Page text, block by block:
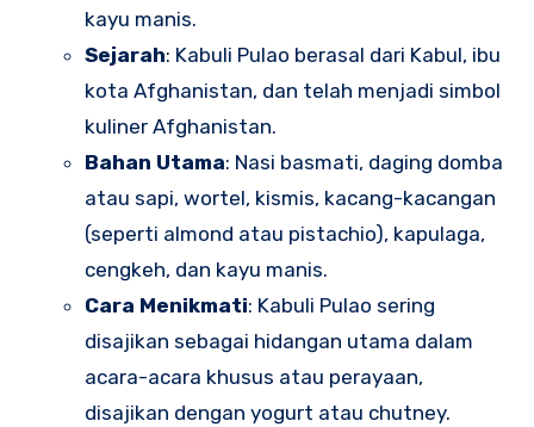
kayu manis.
Sejarah: Kabuli Pulao berasal dari Kabul, ibu
kota Afghanistan, dan telah menjadi simbol
kuliner Afghanistan.
Bahan Utama: Nasi basmati, daging domba
atau sapi, wortel, kismis, kacang-kacangan
(seperti almond atau pistachio), kapulaga,
cengkeh, dan kayu manis.
Cara Menikmati: Kabuli Pulao sering
disajikan sebagai hidangan utama dalam
acara-acara khusus atau perayaan,
disajikan dengan yogurt atau chutney.